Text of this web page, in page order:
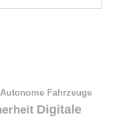
Autonome Fahrzeuge
Digitale